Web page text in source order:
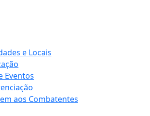
e Locais
Eventos
aos Combatentes